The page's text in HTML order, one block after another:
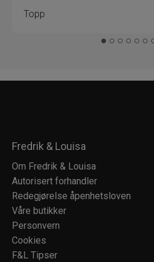
Topp
Fredrik & Louisa
Om Fredrik & Louisa
Autorisert forhandler
Redegjørelse åpenhetsloven
Våre butikker
Personvern
Cookies
F&L Tipser